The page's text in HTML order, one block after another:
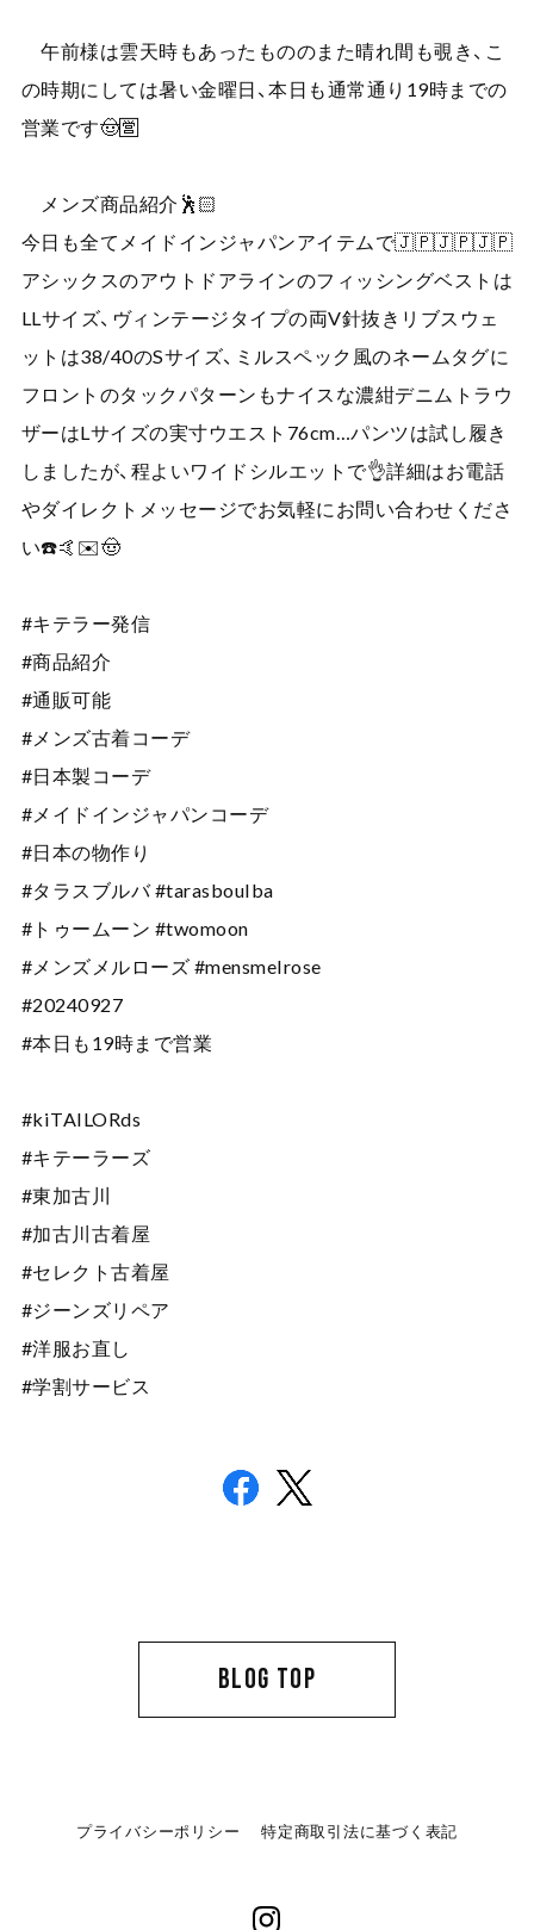
午前様は雲天時もあったもののまた晴れ間も覗き、こ
の時期にしては暑い金曜日、本日も通常通り19時までの
営業です🤠🈺
メンズ商品紹介🕺🏻
今日も全てメイドインジャパンアイテムで🇯🇵🇯🇵🇯🇵
アシックスのアウトドアラインのフィッシングベストは
LLサイズ、ヴィンテージタイプの両V針抜きリブスウェ
ットは38/40のSサイズ、ミルスペック風のネームタグに
フロントのタックパターンもナイスな濃紺デニムトラウ
ザーはLサイズの実寸ウエスト76cm…パンツは試し履き
しましたが、程よいワイドシルエットで👌詳細はお電話
やダイレクトメッセージでお気軽にお問い合わせくださ
い☎️🤙✉️🤠
#キテラー発信
#商品紹介
#通販可能
#メンズ古着コーデ
#日本製コーデ
#メイドインジャパンコーデ
#日本の物作り
#タラスブルバ #tarasboulba
#トゥームーン #twomoon
#メンズメルローズ #mensmelrose
#20240927
#本日も19時まで営業
#kiTAILORds
#キテーラーズ
#東加古川
#加古川古着屋
#セレクト古着屋
#ジーンズリペア
#洋服お直し
#学割サービス
BLOG TOP
プライバシーポリシー 特定商取引法に基づく表記